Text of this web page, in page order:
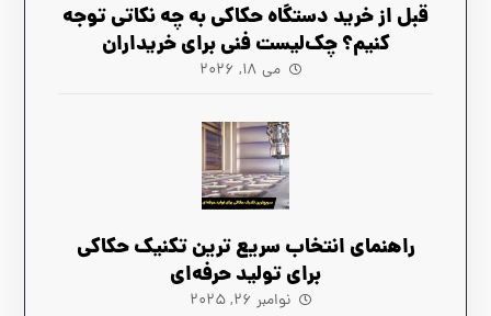
قبل از خرید دستگاه حکاکی به چه نکاتی توجه
کنیم؟ چک‌لیست فنی برای خریداران
می ۱۸, ۲۰۲۶
راهنمای انتخاب سریع‌ ترین تکنیک حکاکی
برای تولید حرفه‌ای
نوامبر ۲۶, ۲۰۲۵